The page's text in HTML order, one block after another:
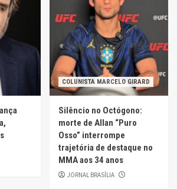
COLUNISTA MARCELO GIRARD
Silêncio no Octógono:
morte de Allan “Puro
Osso” interrompe
trajetória de destaque no
MMA aos 34 anos
JORNAL BRASÍLIA